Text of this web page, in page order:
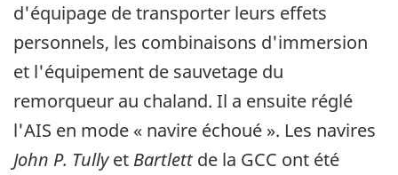
d'équipage de transporter leurs effets
personnels, les combinaisons d'immersion
et l'équipement de sauvetage du
remorqueur au chaland. Il a ensuite réglé
l'AIS en mode « navire échoué ». Les navires
John P. Tullyet Bartlettde la GCC ont été